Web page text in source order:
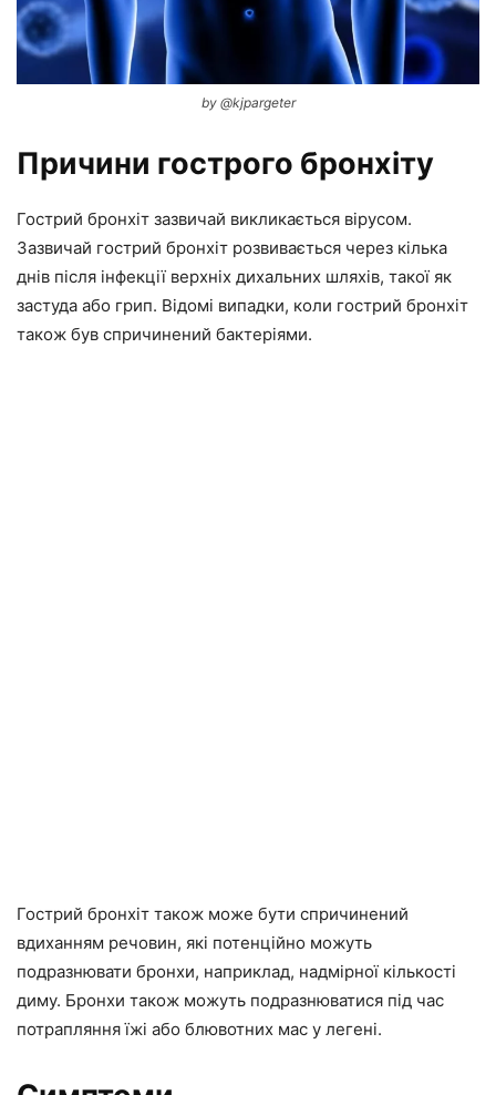
by @kjpargeter
Причини гострого бронхіту
Гострий бронхіт зазвичай викликається вірусом.
Зазвичай гострий бронхіт розвивається через кілька
днів після інфекції верхніх дихальних шляхів, такої як
застуда або грип. Відомі випадки, коли гострий бронхіт
також був спричинений бактеріями.
Гострий бронхіт також може бути спричинений
вдиханням речовин, які потенційно можуть
подразнювати бронхи, наприклад, надмірної кількості
диму. Бронхи також можуть подразнюватися під час
потрапляння їжі або блювотних мас у легені.